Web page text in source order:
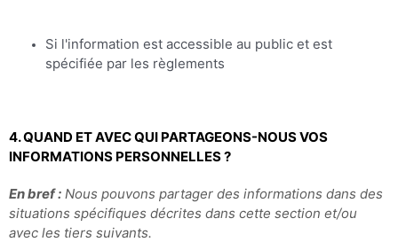
Si l'information est accessible au public et est
spécifiée par les règlements
4. QUAND ET AVEC QUI PARTAGEONS-NOUS VOS
INFORMATIONS PERSONNELLES ?
En bref : Nous pouvons partager des informations dans des
situations spécifiques décrites dans cette section et/ou
avec les tiers suivants.